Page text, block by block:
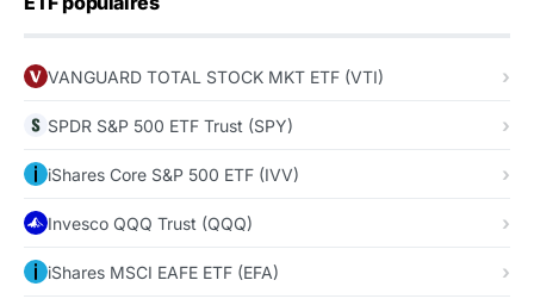
VANGUARD TOTAL STOCK MKT ETF (VTI)
SPDR S&P 500 ETF Trust (SPY)
iShares Core S&P 500 ETF (IVV)
Invesco QQQ Trust (QQQ)
iShares MSCI EAFE ETF (EFA)